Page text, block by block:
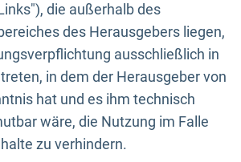
die außerhalb des
des Herausgebers liegen,
ausschließlich in
in dem der Herausgeber von
hat und es ihm technisch
wäre, die Nutzung im Falle
zu verhindern.